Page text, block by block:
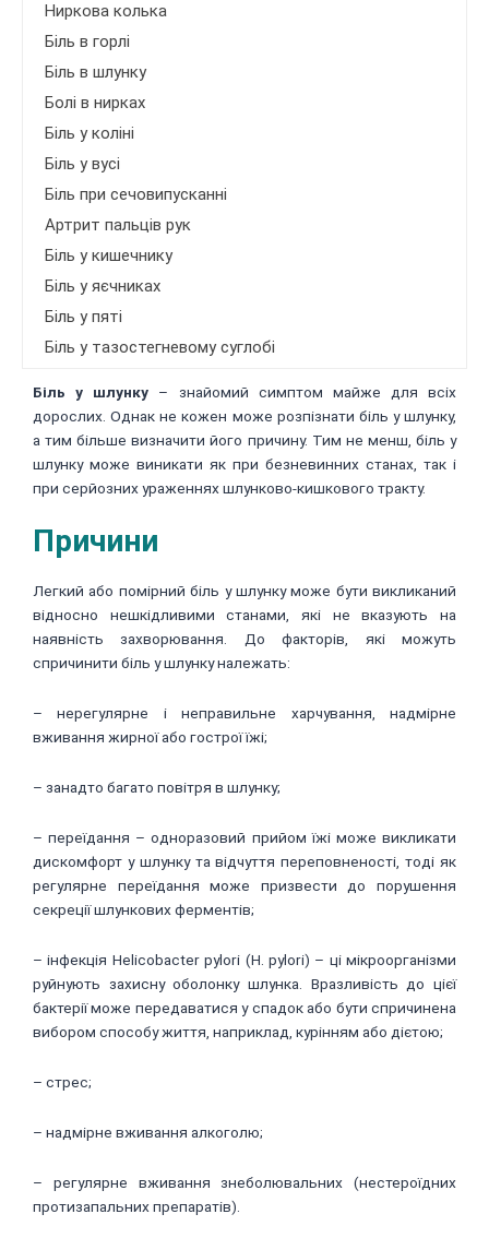
Біль у шлунку – знайомий симптом майже для всіх
дорослих. Однак не кожен може розпізнати біль у шлунку,
а тим більше визначити його причину. Тим не менш, біль у
шлунку може виникати як при безневинних станах, так і
при серйозних ураженнях шлунково-кишкового тракту.
Причини
Легкий або помірний біль у шлунку може бути викликаний
відносно нешкідливими станами, які не вказують на
наявність захворювання. До факторів, які можуть
спричинити біль у шлунку належать:
– нерегулярне і неправильне харчування, надмірне
вживання жирної або гострої їжі;
– занадто багато повітря в шлунку;
– переїдання – одноразовий прийом їжі може викликати
дискомфорт у шлунку та відчуття переповненості, тоді як
регулярне переїдання може призвести до порушення
секреції шлункових ферментів;
– інфекція Helicobacter pylori (H. pylori) – ці мікроорганізми
руйнують захисну оболонку шлунка. Вразливість до цієї
бактерії може передаватися у спадок або бути спричинена
вибором способу життя, наприклад, курінням або дієтою;
– стрес;
– надмірне вживання алкоголю;
– регулярне вживання знеболювальних (нестероїдних
протизапальних препаратів).
Ниркова колька
Біль в горлі
Біль в шлунку
Болі в нирках
Біль у коліні
Біль у вусі
Біль при сечовипусканні
Артрит пальців рук
Біль у кишечнику
Біль у яєчниках
Біль у пяті
Біль у тазостегневому суглобі